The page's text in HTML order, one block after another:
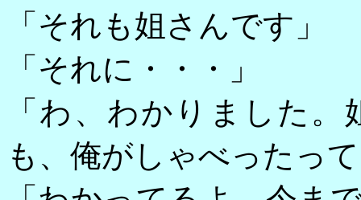
「それも姐さんです」
「それに・・・」
「わ、わかりました
も、俺がしゃべったっ